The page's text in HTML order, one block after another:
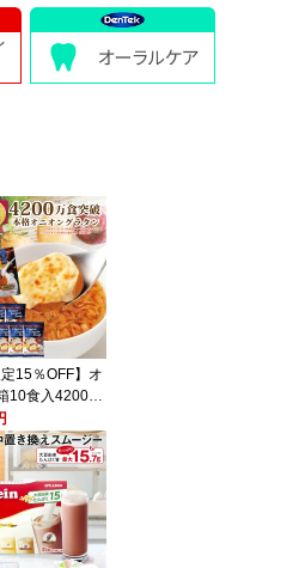
定15％OFF】オ
10食入4200万
1位5冠 オニ
ンスープ チー
添え フリーズ
保存食 オニ
オンスープ 玉
冬ギフト PIL
保存 スープの